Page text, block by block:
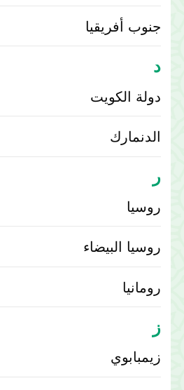
جنوب أفريقيا
د
دولة الكويت
الدنمارك
ر
روسيا
روسيا البيضاء
رومانيا
ز
زيمبابوي